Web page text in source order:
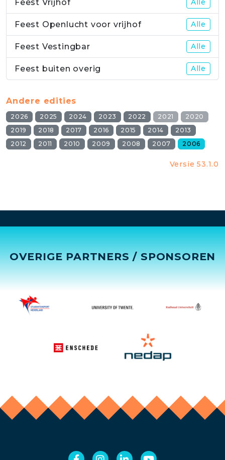
Feest Vrijhof Alle
Feest Openlucht voor vrijhof Alle
Feest Vestingbar Alle
Feest buiten overig Alle
Andere edities
2026 2025 2024 2023 2022 2021
2020
2019
2018 2017 2016 2015 2014
2013
2012
2011 2010 2009 2008 2007 2006
Versie 53.1.0
OVERIGE PARTNERS / SPONSOREN